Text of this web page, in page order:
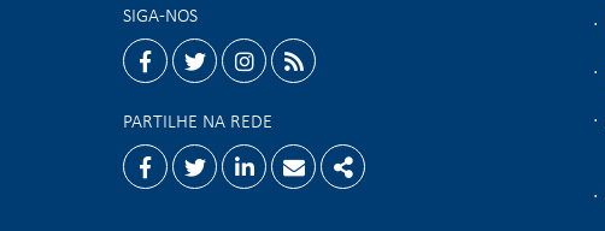
SIGA-NOS
facebooktwitterinstagram
rss
PARTILHE NA REDE
FacebookTwitterLinkedinEmailShare